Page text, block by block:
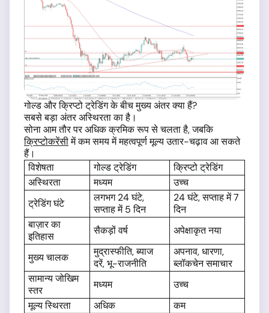
गोल्ड और क्रिप्टो ट्रेडिंग के बीच मुख्य अंतर क्या हैं?
सबसे बड़ा अंतर अस्थिरता का है।
सोना आम तौर पर अधिक क्रमिक रूप से चलता है, जबकि
क्रिप्टोकरेंसीमें कम समय में महत्वपूर्ण मूल्य उतार-चढ़ाव आ सकते
हैं।
विशेषता
गोल्ड ट्रेडिंग
क्रिप्टो ट्रेडिंग
अस्थिरता
मध्यम
उच्च
ट्रेडिंग घंटे
लगभग 24 घंटे,
सप्ताह में 5 दिन
24 घंटे, सप्ताह में 7
दिन
बाज़ार का
इतिहास
सैकड़ों वर्ष अपेक्षाकृत नया
मुख्य चालक
मुद्रास्फीति, ब्याज
दरें, भू-राजनीति
अपनाव, धारणा,
ब्लॉकचेन समाचार
सामान्य जोखिम
स्तर
मध्यम
उच्च
मूल्य स्थिरता
अधिक
कम